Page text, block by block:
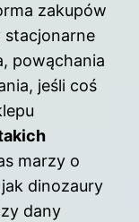
zakupów
stacjonarne
powąchania
jeśli coś
marzy o
dinozaury
dany